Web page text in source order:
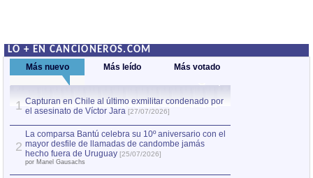
LO + EN CANCIONEROS.COM
Más nuevo Más leído Más votado
1 Capturan en Chile al último exmilitar condenado por
el asesinato de Víctor Jara [27/07/2026]
2
La comparsa Bantú celebra su 10º aniversario con el
mayor desfile de llamadas de candombe jamás
hecho fuera de Uruguay [25/07/2026]
por Manel Gausachs